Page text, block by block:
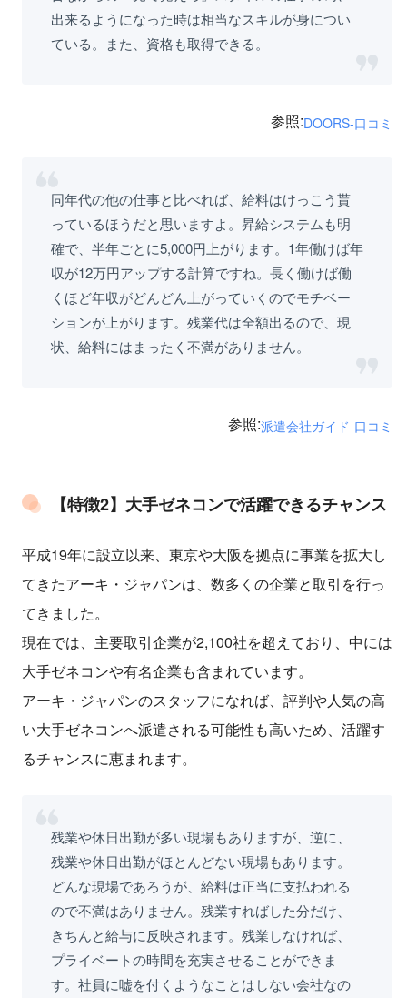
出来るようになった時は相当なスキルが身につい
ている。また、資格も取得できる。
参照:DOORS-口コミ
同年代の他の仕事と比べれば、給料はけっこう貰
っているほうだと思いますよ。昇給システムも明
確で、半年ごとに5,000円上がります。1年働けば年
収が12万円アップする計算ですね。長く働けば働
くほど年収がどんどん上がっていくのでモチベー
ションが上がります。残業代は全額出るので、現
状、給料にはまったく不満がありません。
参照:派遣会社ガイド-口コミ
【特徴2】大手ゼネコンで活躍できるチャンス
平成19年に設立以来、東京や大阪を拠点に事業を拡大し
てきたアーキ・ジャパンは、数多くの企業と取引を行っ
てきました。
現在では、主要取引企業が2,100社を超えており、中には
大手ゼネコンや有名企業も含まれています。
アーキ・ジャパンのスタッフになれば、評判や人気の高
い大手ゼネコンへ派遣される可能性も高いため、活躍す
るチャンスに恵まれます。
残業や休日出勤が多い現場もありますが、逆に、
残業や休日出勤がほとんどない現場もあります。
どんな現場であろうが、給料は正当に支払われる
ので不満はありません。残業すればした分だけ、
きちんと給与に反映されます。残業しなければ、
プライベートの時間を充実させることができま
す。社員に嘘を付くようなことはしない会社なの